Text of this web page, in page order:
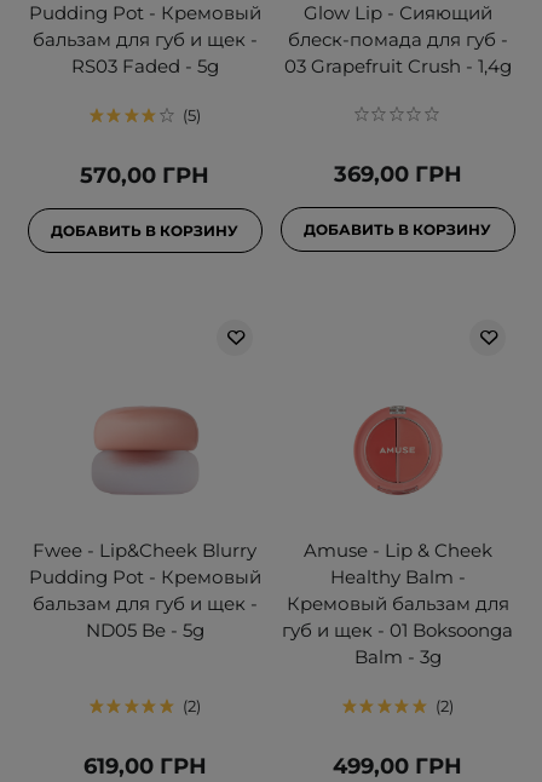
Pudding Pot - Кремовый
бальзам для губ и щек -
RS03 Faded - 5g
5
570,00 ГРН
ДОБАВИТЬ В КОРЗИНУ
Glow Lip - Сияющий
блеск-помада для губ -
03 Grapefruit Crush - 1,4g
369,00 ГРН
ДОБАВИТЬ В КОРЗИНУ
Fwee - Lip&Cheek Blurry
Pudding Pot - Кремовый
бальзам для губ и щек -
ND05 Be - 5g
2
619,00 ГРН
Amuse - Lip & Cheek
Healthy Balm -
Кремовый бальзам для
губ и щек - 01 Boksoonga
Balm - 3g
2
499,00 ГРН